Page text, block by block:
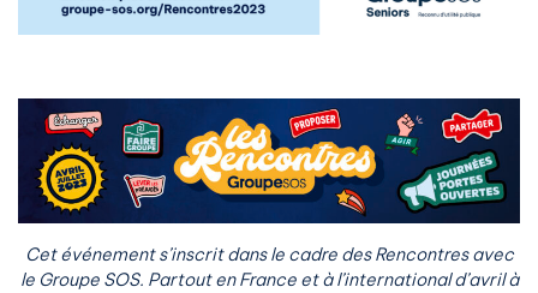
Cet événement s’inscrit dans le cadre des Rencontres avec
le Groupe SOS. Partout en France et à l’international d’avril à